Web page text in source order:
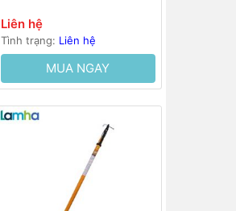
Liên hệ
Tình trạng: Liên hệ
MUA NGAY